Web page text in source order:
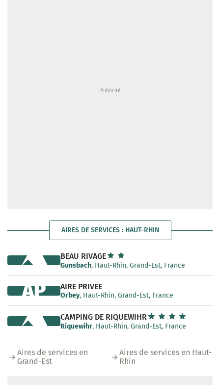
AIRES DE SERVICES : HAUT-RHIN
BEAU RIVAGE
Gunsbach, Haut-Rhin, Grand-Est, France
AIRE PRIVEE
Orbey, Haut-Rhin, Grand-Est, France
AP
CAMPING DE RIQUEWIHR
Riquewihr, Haut-Rhin, Grand-Est, France
Aires de services en
Grand-Est
Aires de services en Haut-
Rhin